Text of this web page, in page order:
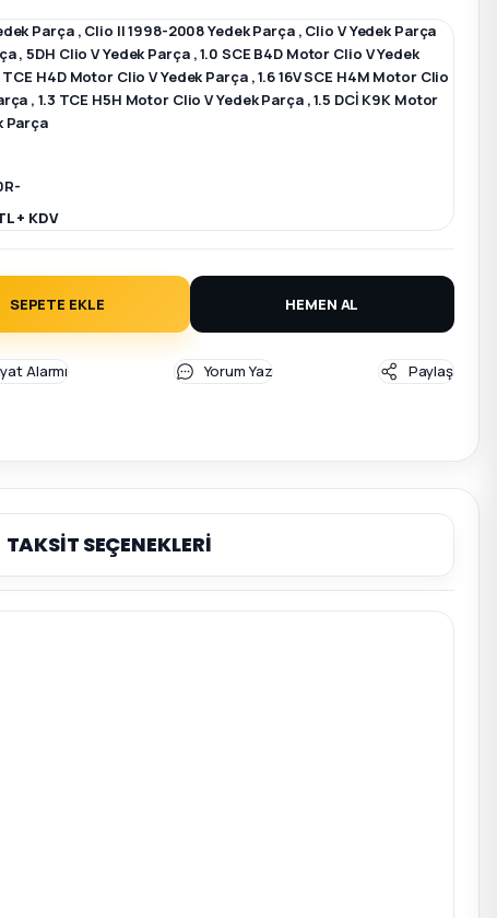
Parça , Clio II 1998-2008 Yedek Parça , Clio V Yedek Parça
,5DH Clio V Yedek Parça ,1.0 SCE B4D Motor Clio V Yedek
TCE H4D Motor Clio V Yedek Parça ,1.6 16V SCE H4M Motor Clio
, 1.3 TCE H5H Motor Clio V Yedek Parça ,1.5 DCİ K9K Motor
Parça
+ KDV
SEPETE EKLE HEMEN AL
Alarmı Yorum Yaz Paylaş
TAKSİT SEÇENEKLERİ